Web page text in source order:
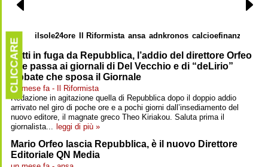
ilsole24ore Il Riformista ansa adnkronos calcioefinanza
Tutti in fuga da Repubblica, l’addio del direttore Orfeo
che passa ai giornali di Del Vecchio e di “deLirio”
Abbate che sposa il Giornale
un mese fa - Il Riformista
Redazione in agitazione quella di Repubblica dopo il doppio addio
arrivato nel giro di poche ore e a pochi giorni dall’insediamento del
nuovo editore, il magnate greco Theo Kiriakou. Saluta prima il
giornalista... leggi di più »
Mario Orfeo lascia Repubblica, è il nuovo Direttore
Editoriale QN Media
CLICCARE